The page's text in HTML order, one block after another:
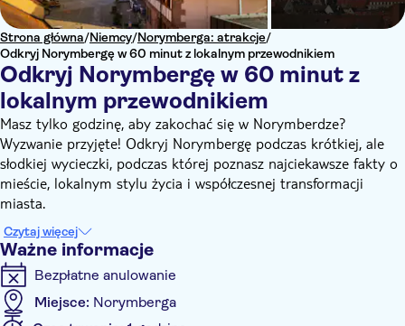
Strona główna/Niemcy/Norymberga: atrakcje/
Odkryj Norymbergę w 60 minut z lokalnym przewodnikiem
Odkryj Norymbergę w 60 minut z
lokalnym przewodnikiem
Masz tylko godzinę, aby zakochać się w Norymberdze?
Wyzwanie przyjęte! Odkryj Norymbergę podczas krótkiej, ale
słodkiej wycieczki, podczas której poznasz najciekawsze fakty o
mieście, lokalnym stylu życia i współczesnej transformacji
miasta.
Spotkasz się ze swoim przewodnikiem w Domu Albrechta-
Dürera i stamtąd wyruszysz na spacer. Odkryj, jak wygląda
codzienne życie miejscowych i dowiedz się, skąd miasto bierze
swój charakterystyczny klimat, oglądając je oczami lokalnego
przewodnika.
Spacerując po mieście, odkryjesz dokładnie, co czyni
Czytaj więcej
Ważne informacje
Bezpłatne anulowanie
Miejsce: Norymberga